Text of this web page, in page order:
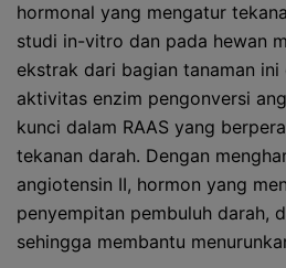
hormonal yang mengatur
studi in-vitro dan pada hewan
ekstrak dari bagian tanaman
aktivitas enzim pengonversi
kunci dalam RAAS yang
tekanan darah. Dengan
angiotensin II, hormon yang
penyempitan pembuluh darah,
sehingga membantu